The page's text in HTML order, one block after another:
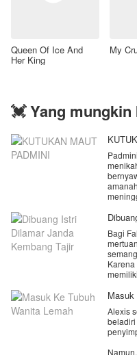
Queen Of Ice And
Her King
My
💓 Yang
Apa
Bagi
karena
Masuk
Alexis